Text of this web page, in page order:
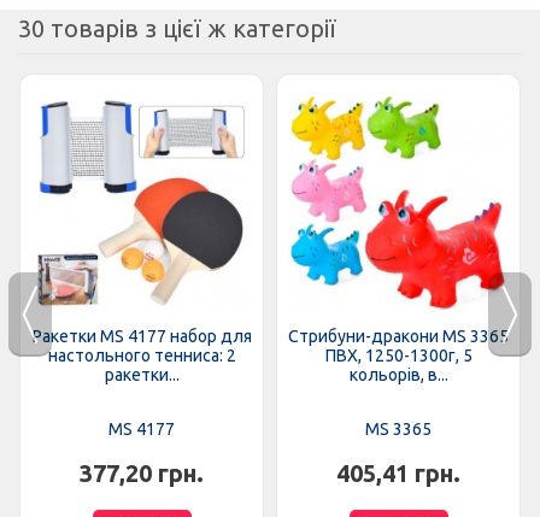
30 товарів з цієї ж категорії
Ракетки MS 4177 набор для
настольного тенниса: 2
ракетки...
MS 4177
377,20 грн.
Стрибуни-дракони MS 3365
ПВХ, 1250-1300г, 5
кольорів, в...
MS 3365
405,41 грн.